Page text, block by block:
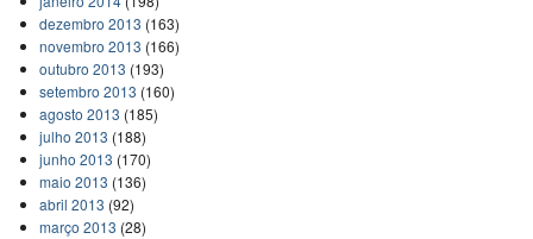
dezembro 2013 (163)
novembro 2013 (166)
outubro 2013 (193)
setembro 2013 (160)
agosto 2013 (185)
julho 2013 (188)
junho 2013 (170)
maio 2013 (136)
abril 2013 (92)
março 2013 (28)